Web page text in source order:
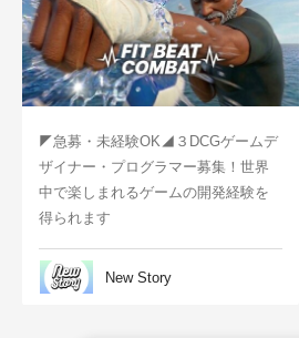
◤急募・未経験OK◢３DCGゲームデ
ザイナー・プログラマー募集！世界
中で楽しまれるゲームの開発経験を
得られます
New Story